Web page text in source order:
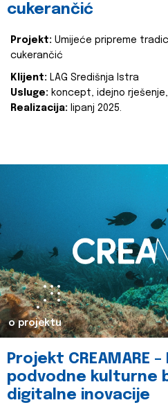
cukerančić
Projekt: Umijeće pripreme
cukerančić
Klijent: LAG Središnja Istra
Usluge: koncept, idejno
Realizacija: lipanj 2025.
o projektu
Projekt CREAMARE
podvodne kulturne
digitalne inovacije